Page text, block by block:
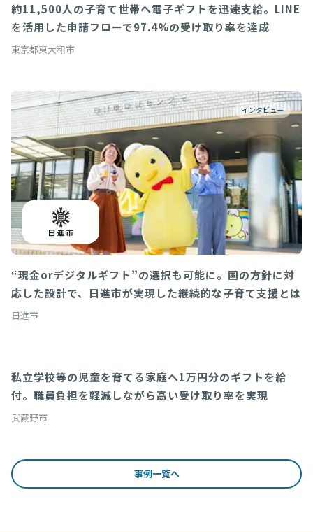
導入事例
約11,500人の子育て世帯へ電子ギフトを迅速支給。LINE
を活用した申請フローで97.4%の受け取り率を達成
東京都東大和市
インタビュー
“現金orデジタルギフト”の選択も可能に。国の方針に対
応した設計で、日進市が実現した継続的な子育て支援とは
日進市
Survey(アンケートシステム)
私立学校等の児童を育てる家庭へ1万円分のギフトを給
付。職員負担を軽減しながら高い受け取り率を実現
武蔵野市
事例一覧へ